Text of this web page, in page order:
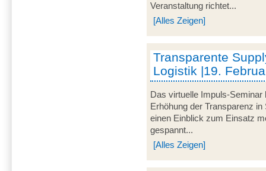
Veranstaltung richtet...
[Alles Zeigen]
Transparente
Logistik |19.
Das virtuelle Impuls-Seminar
Erhöhung der Transparenz
einen Einblick zum Einsatz
gespannt...
[Alles Zeigen]